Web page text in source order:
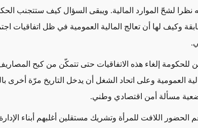
نظرا لشحّ الموارد المالية. ويبقى السؤال كيف ستتجنب
وكيف لها أن تعالج المالية العمومية في ظل اتفاقيات
.
للحكومة إلغاء هذه الاتفاقيات حتى تتمكّن من كبح
العمومية وعلى اتحاد الشغل أن يدخل التاريخ مرّة أخرى
مسألة أمن اقتصادي وطني.
الحضور اللافت للمرأة وتشريك مستقلين أغلبهم أبناء